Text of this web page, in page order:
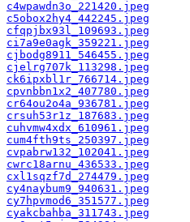
c4wpawdn3o_221420.jpeg
c5obox2hy4_442245.jpeg
cfqpjbx93l_109693.jpeg
ci7a9e0agk_359221.jpeg
cjbodg8911_546455.jpeg
cjelrg707k_113298.jpeg
ck6ipxbl1r_766714.jpeg
cpvnbbn1x2_407780.jpeg
cr64ou2o4a_936781.jpeg
crsuh53r1z_187683.jpeg
cuhvmw4xdx_610961.jpeg
cum4fth9ts_250397.jpeg
cvpabrw132_102041.jpeg
cwrc18arnu_436533.jpeg
cxl1sqzf7d_274479.jpeg
cy4naybum9_940631.jpeg
cy7hpvmod6_351577.jpeg
cyakcbahba_311743.jpeg